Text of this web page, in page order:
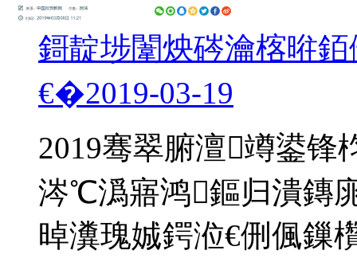
鎶靛埗闈炴硶瀹楁暀
€�2019-03-19
2019骞翠腑澶竴鍙锋
涔℃潙寤鸿鏂归潰鏄
晫瀵瑰娍鍔涖€侀偑鏁